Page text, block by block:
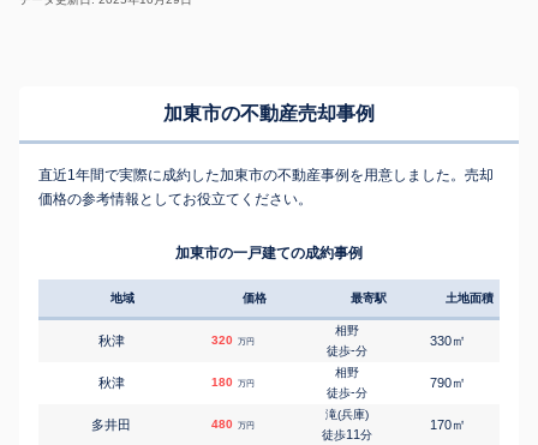
加東市の不動産売却事例
直近1年間で実際に成約した加東市の不動産事例を用意しました。売却
価格の参考情報としてお役立てください。
加東市の一戸建ての成約事例
地域 価格 最寄駅 土地面積
秋津 320 万円
相野
徒歩-分
330㎡
秋津 180 万円
相野
徒歩-分
790㎡
多井田 480 万円
滝(兵庫)
徒歩11分
170㎡